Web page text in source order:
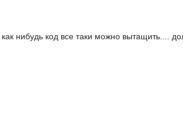
нибудь код все таки можно вытащить....